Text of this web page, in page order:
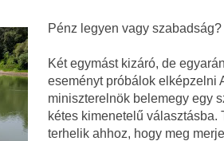
Pénz legyen vagy
Két egymást kizáró, de
eseményt próbálok elképzelni
miniszterelnök belemegy egy
kétes kimenetelű választásba.
terhelik ahhoz, hogy meg